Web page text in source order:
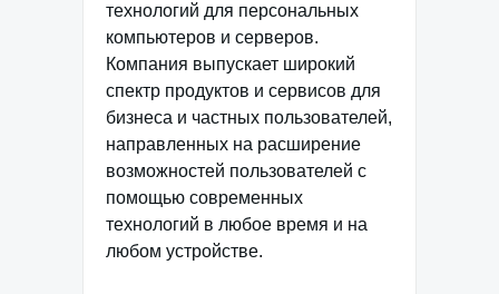
технологий для персональных
компьютеров и серверов.
Компания выпускает широкий
спектр продуктов и сервисов для
бизнеса и частных пользователей,
направленных на расширение
возможностей пользователей с
помощью современных
технологий в любое время и на
любом устройстве.